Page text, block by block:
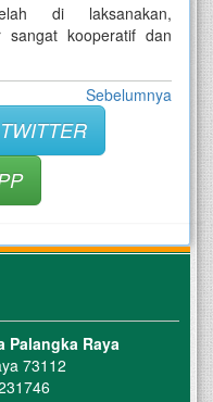
di laksanakan,
sangat kooperatif dan
Sebelumnya
TWITTER
Palangka Raya
73112